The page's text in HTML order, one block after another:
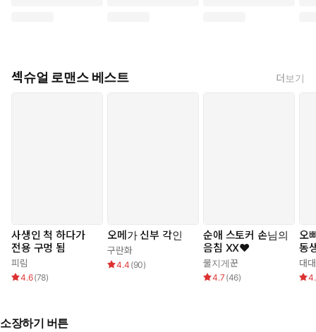
섹슈얼 로맨스 베스트 더보기
사생인 척 하다가
전용 구멍 됨
피림
4.6(78)
오메가 신부 각인
구란화
4.4 (90)
순애 스토커 손님의
음침 XX❤️
물지게꾼
4.7 (46)
오
동
대
소장하기 버튼